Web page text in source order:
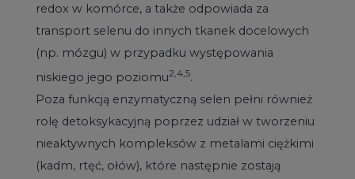
redox w komórce, a także odpowiada za
transport selenu do innych tkanek docelowych
(np. mózgu) w przypadku występowania
niskiego jego poziomu2,4,5.
Poza funkcją enzymatyczną selen pełni również
rolę detoksykacyjną poprzez udział w tworzeniu
nieaktywnych kompleksów z metalami ciężkimi
(kadm, rtęć, ołów), które następnie zostają